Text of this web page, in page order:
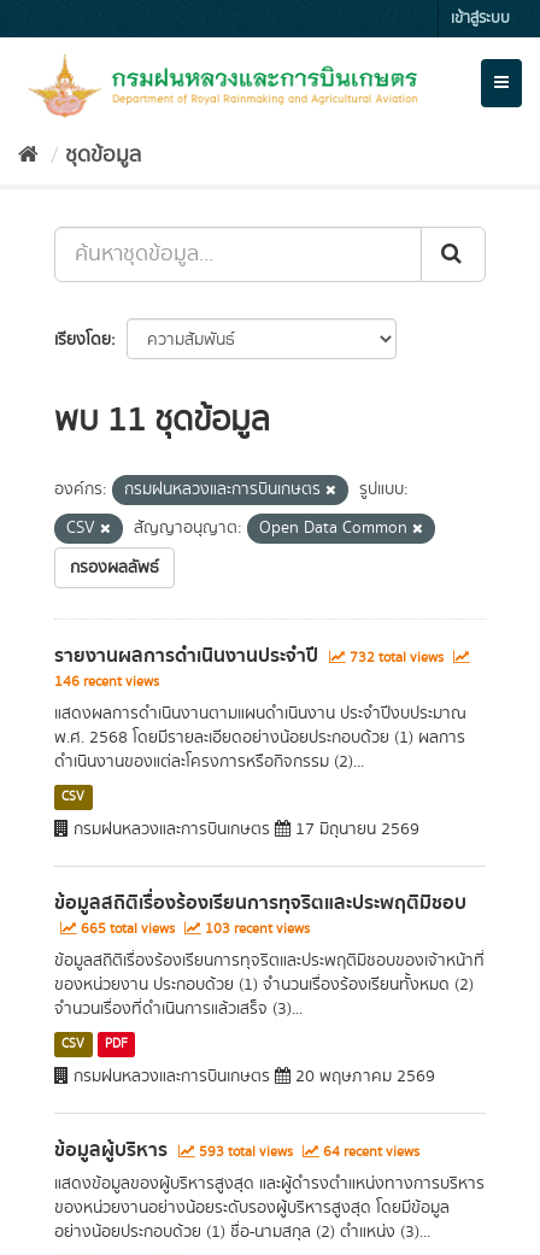
to
เข้าสู่ระบบ
ชุดข้อมูล
เรียงโดย
พบ 11 ชุดข้อมูล
องค์กร: กรมฝนหลวงและการบินเกษตร
รูปแบบ:
CSV
สัญญาอนุญาต:
Open Data Common
กรองผลลัพธ์
รายงานผลการดำเนินงานประจำปี
732 total views
146 recent views
แสดงผลการดำเนินงานตามแผนดำเนินงาน ประจำปีงบประมาณ
พ.ศ. 2568 โดยมีรายละเอียดอย่างน้อยประกอบด้วย (1) ผลการ
ดำเนินงานของแต่ละโครงการหรือกิจกรรม (2)...
CSV
กรมฝนหลวงและการบินเกษตร 17 มิถุนายน 2569
ข้อมูลสถิติเรื่องร้องเรียนการทุจริตและประพฤติมิชอบ
665 total views 103 recent views
ข้อมูลสถิติเรื่องร้องเรียนการทุจริตและประพฤติมิชอบของเจ้าหน้าที่
ของหน่วยงาน ประกอบด้วย (1) จำนวนเรื่องร้องเรียนทั้งหมด (2)
จำนวนเรื่องที่ดำเนินการแล้วเสร็จ (3)...
CSV PDF
กรมฝนหลวงและการบินเกษตร 20 พฤษภาคม 2569
ข้อมูลผู้บริหาร 593 total views 64 recent views
แสดงข้อมูลของผู้บริหารสูงสุด และผู้ดำรงตำแหน่งทางการบริหาร
ของหน่วยงานอย่างน้อยระดับรองผู้บริหารสูงสุด โดยมีข้อมูล
อย่างน้อยประกอบด้วย (1) ชื่อ-นามสกุล (2) ตำแหน่ง (3)...